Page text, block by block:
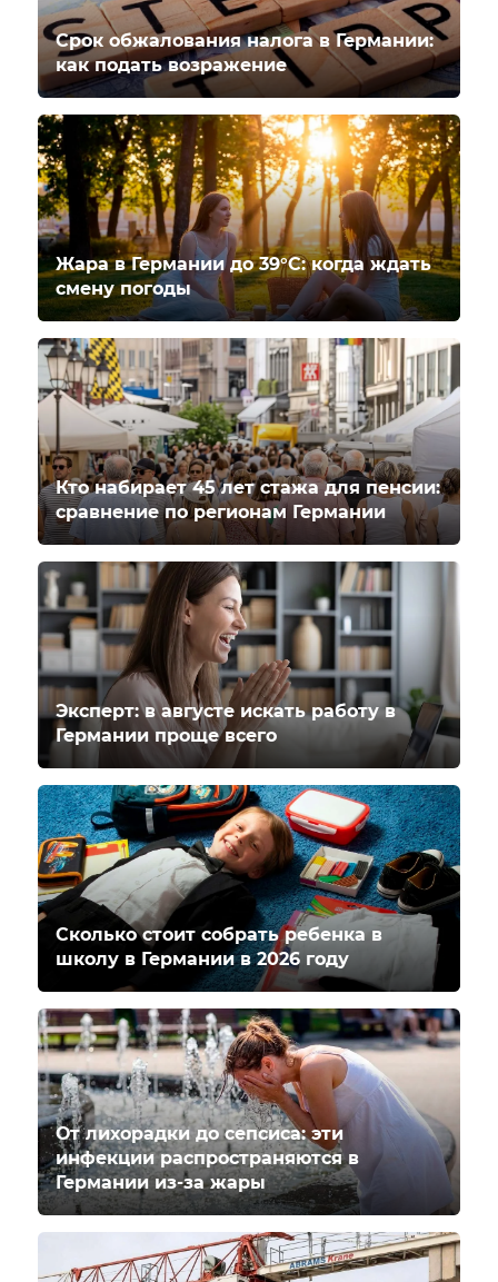
Срок обжалования налога в Германии:
как подать возражение
Жара в Германии до 39°C: когда ждать
смену погоды
Кто набирает 45 лет стажа для пенсии:
сравнение по регионам Германии
Эксперт: в августе искать работу в
Германии проще всего
Сколько стоит собрать ребенка в
школу в Германии в 2026 году
От лихорадки до сепсиса: эти
инфекции распространяются в
Германии из-за жары